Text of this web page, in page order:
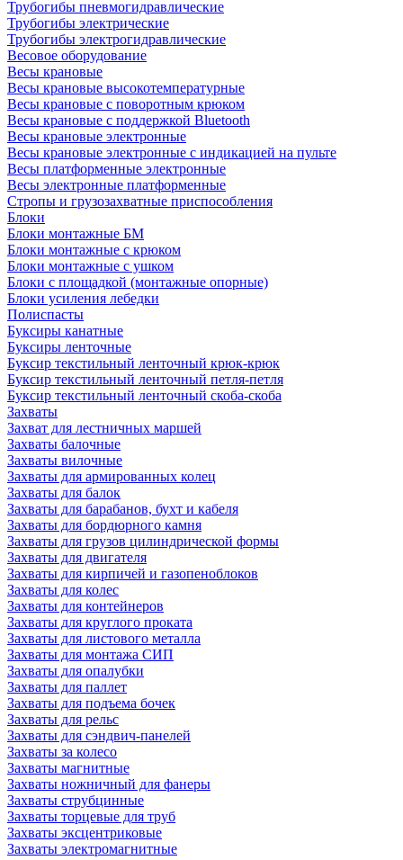
Трубогибы пневмогидравлические
Трубогибы электрические
Трубогибы электрогидравлические
Весовое оборудование
Весы крановые
Весы крановые высокотемпературные
Весы крановые с поворотным крюком
Весы крановые с поддержкой Bluetooth
Весы крановые электронные
Весы крановые электронные с индикацией на пульте
Весы платформенные электронные
Весы электронные платформенные
Стропы и грузозахватные приспособления
Блоки
Блоки монтажные БМ
Блоки монтажные с крюком
Блоки монтажные с ушком
Блоки с площадкой (монтажные опорные)
Блоки усиления лебедки
Полиспасты
Буксиры канатные
Буксиры ленточные
Буксир текстильный ленточный крюк-крюк
Буксир текстильный ленточный петля-петля
Буксир текстильный ленточный скоба-скоба
Захваты
Захват для лестничных маршей
Захваты балочные
Захваты вилочные
Захваты для армированных колец
Захваты для балок
Захваты для барабанов, бухт и кабеля
Захваты для бордюрного камня
Захваты для грузов цилиндрической формы
Захваты для двигателя
Захваты для кирпичей и газопеноблоков
Захваты для колес
Захваты для контейнеров
Захваты для круглого проката
Захваты для листового металла
Захваты для монтажа СИП
Захваты для опалубки
Захваты для паллет
Захваты для подъема бочек
Захваты для рельс
Захваты для сэндвич-панелей
Захваты за колесо
Захваты магнитные
Захваты ножничный для фанеры
Захваты струбцинные
Захваты торцевые для труб
Захваты эксцентриковые
Захваты электромагнитные